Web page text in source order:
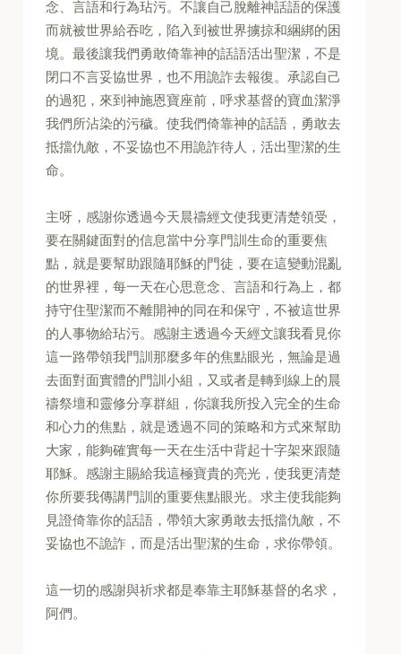
念、言語和行為玷污。不讓自己脫離神話語的保護
而就被世界給吞吃，陷入到被世界擄掠和綑綁的困
境。最後讓我們勇敢倚靠神的話語活出聖潔，不是
閉口不言妥協世界，也不用詭詐去報復。承認自己
的過犯，來到神施恩寶座前，呼求基督的寶血潔淨
我們所沾染的污穢。使我們倚靠神的話語，勇敢去
抵擋仇敵，不妥協也不用詭詐待人，活出聖潔的生
命。
主呀，感謝你透過今天晨禱經文使我更清楚領受，
要在關鍵面對的信息當中分享門訓生命的重要焦
點，就是要幫助跟隨耶穌的門徒，要在這變動混亂
的世界裡，每一天在心思意念、言語和行為上，都
持守住聖潔而不離開神的同在和保守，不被這世界
的人事物給玷污。感謝主透過今天經文讓我看見你
這一路帶領我門訓那麼多年的焦點眼光，無論是過
去面對面實體的門訓小組，又或者是轉到線上的晨
禱祭壇和靈修分享群組，你讓我所投入完全的生命
和心力的焦點，就是透過不同的策略和方式來幫助
大家，能夠確實每一天在生活中背起十字架來跟隨
耶穌。感謝主賜給我這極寶貴的亮光，使我更清楚
你所要我傳講門訓的重要焦點眼光。求主使我能夠
見證倚靠你的話語，帶領大家勇敢去抵擋仇敵，不
妥協也不詭詐，而是活出聖潔的生命，求你帶領。
這一切的感謝與祈求都是奉靠主耶穌基督的名求，
阿們。